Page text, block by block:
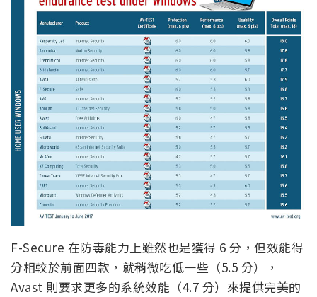
F-Secure 在防毒能力上雖然也是獲得 6 分，但效能得
分相較於前面四款，就稍微吃低一些（5.5 分），
Avast 則要求更多的系統效能（4.7 分）來提供完美的